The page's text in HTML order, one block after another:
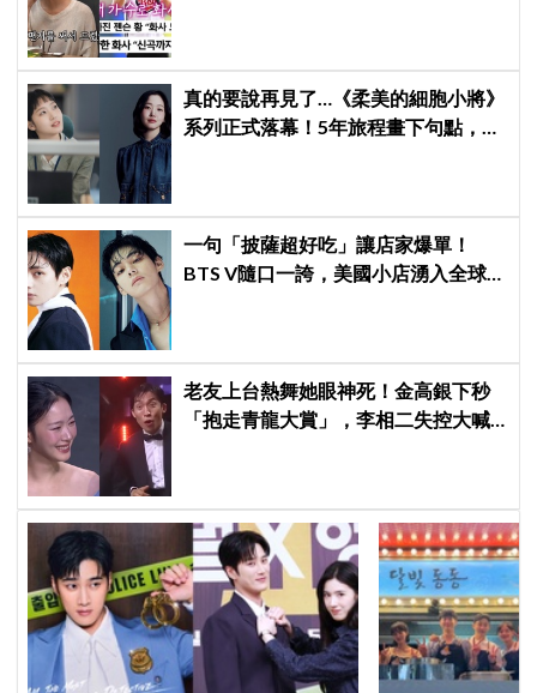
真的要說再見了…《柔美的細胞小將》
系列正式落幕！5年旅程畫下句點，金
一句「披薩超好吃」讓店家爆單！
BTS V隨口一誇，美國小店湧入全球
老友上台熱舞她眼神死！金高銀下秒
「抱走青龍大賞」，李相二失控大喊